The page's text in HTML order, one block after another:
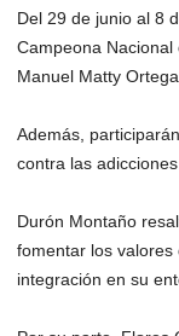
Del 29 de junio al 8
Campeona
Manuel Matty Ortega.
Además,
contra las
Durón Montaño
fomentar los valores
integración en su